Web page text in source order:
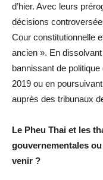
d’hier. Avec leurs
décisions
Cour constitutionnelle
ancien ». En
bannissant de
2019 ou en
auprès des tribunaux
Le Pheu Thai et les
gouvernementales
venir ?